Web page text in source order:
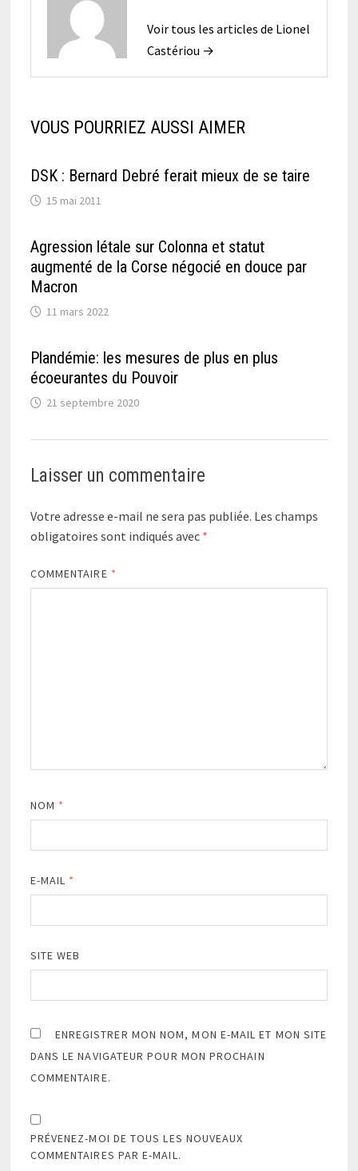
Voir tous les articles de Lionel
Castériou →
VOUS POURRIEZ AUSSI AIMER
DSK : Bernard Debré ferait mieux de se taire
15 mai 2011
Agression létale sur Colonna et statut
augmenté de la Corse négocié en douce par
Macron
11 mars 2022
Plandémie: les mesures de plus en plus
écoeurantes du Pouvoir
21 septembre 2020
Laisser un commentaire
Votre adresse e-mail ne sera pas publiée. Les champs
obligatoires sont indiqués avec *
COMMENTAIRE *
NOM *
E-MAIL *
SITE WEB
ENREGISTRER MON NOM, MON E-MAIL ET MON SITE
DANS LE NAVIGATEUR POUR MON PROCHAIN
COMMENTAIRE.
PRÉVENEZ-MOI DE TOUS LES NOUVEAUX
COMMENTAIRES PAR E-MAIL.